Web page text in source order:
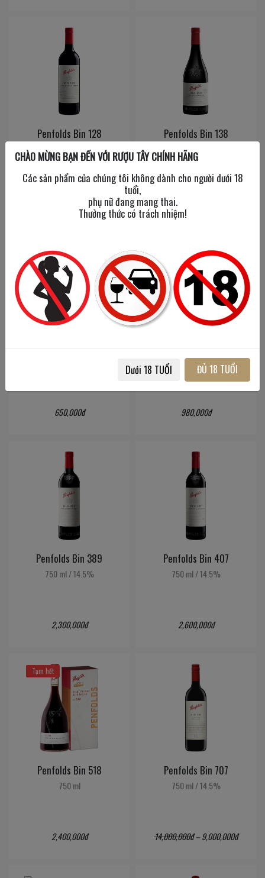
Penfolds Bin 128
750 ml /14.5%
Penfolds Bin 138
750 ml/
650,000đ
750 ml/14.5%
980,000đ
Penfolds Bin 389
750 ml /14.5%
2,300,000đ
Penfolds Bin 407
750 ml /14.5%
2,600,000đ
Tạm hết
Penfolds Bin 518
750 ml
2,400,000đ
Penfolds Bin 707
750 ml /14.5%
14,000,000đ–9,000,000đ
CHÀO MỪNG BẠN ĐẾN VỚI RƯỢU TÂY CHÍNH HÃNG
Các sản phẩm của chúng tôi không dành cho người dưới 18
tuổi,
phụ nữ đang mang thai.
Thưởng thức có trách nhiệm!
Dưới 18 TUỔI ĐỦ 18 TUỔI